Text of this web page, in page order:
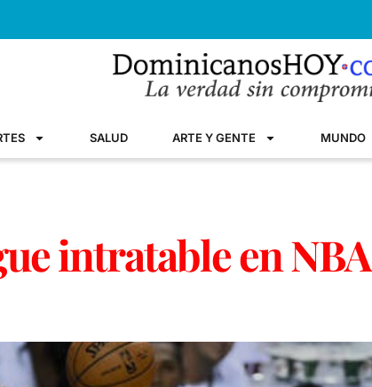
SALUD ARTE Y GENTE MUNDO
intratable en NBA